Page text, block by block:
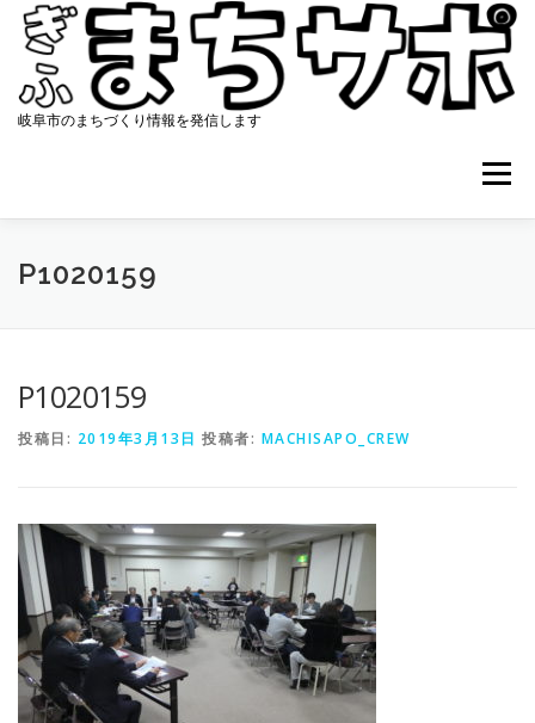
プ
岐阜市のまちづくり情報を発信します
メニュー
ホーム まちサポについて
P1020159
P1020159
投稿日: 2019年3月13日 投稿者: MACHISAPO_CREW